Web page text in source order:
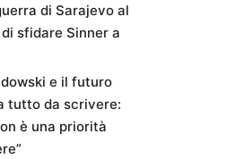
di Sarajevo al
sfidare Sinner a
e il futuro
tutto da scrivere:
è una priorità